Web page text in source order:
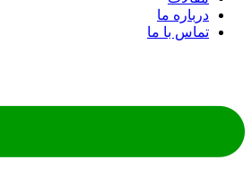
ما
با ما